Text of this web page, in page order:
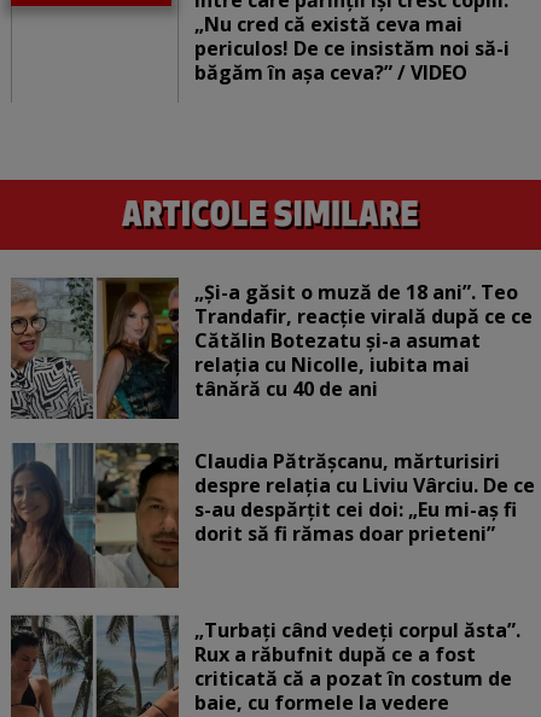
„Nu cred că există ceva mai
periculos! De ce insistăm noi să-i
băgăm în așa ceva?” / VIDEO
„Și-a găsit o muză de 18 ani”. Teo
Trandafir, reacție virală după ce ce
Cătălin Botezatu și-a asumat
relația cu Nicolle, iubita mai
tânără cu 40 de ani
Claudia Pătrășcanu, mărturisiri
despre relația cu Liviu Vârciu. De ce
s-au despărțit cei doi: „Eu mi-aș fi
dorit să fi rămas doar prieteni”
„Turbați când vedeți corpul ăsta”.
Rux a răbufnit după ce a fost
criticată că a pozat în costum de
baie, cu formele la vedere